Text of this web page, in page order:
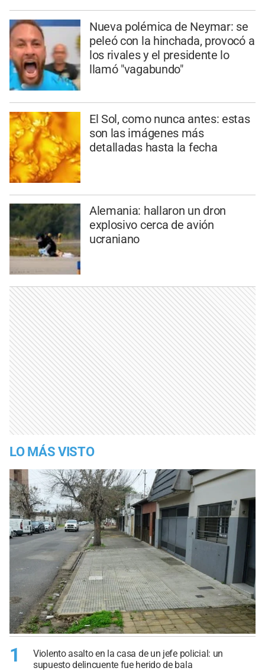
Nueva polémica de Neymar: se
peleó con la hinchada, provocó a
los rivales y el presidente lo
llamó "vagabundo"
El Sol, como nunca antes: estas
son las imágenes más
detalladas hasta la fecha
Alemania: hallaron un dron
explosivo cerca de avión
ucraniano
LO MÁS VISTO
1
Violento asalto en la casa de un jefe policial: un
supuesto delincuente fue herido de bala